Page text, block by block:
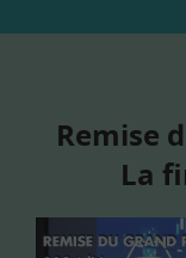
Remise
La